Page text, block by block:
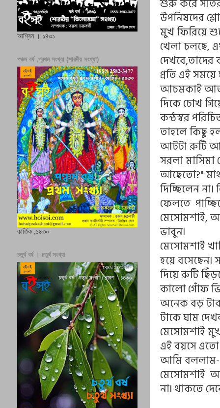
শুরু করে
উপনিষদের
মুখ ফিরিয়ে
খেলা চলছে,
দেখবে,তাদের
প্রতি এই
আচমকাই
দিকে চোখ
কন্ঠস্বর
তাহলে কিছু
আটটা রুটি আর
সরলা
আছেতো?"
দিচ্ছিলেন
ফেলতে
মেসোমশাই,
ভাবুন৷
মেসোমশাই
হয়ে
দিয়ে রুটি
কালো গোঁফ
অনেক বড়
টাকে ঘাম
মেসোমশাই
এই বয়সে
আমি বললাম-
মেসোমশাই
না৷ থাকতে
আশ্বিন । ১৪৩১
পঞ্চম বর্ষ ,প্রথম সংখ্যা (শারদীয় সংখ্যা)
কার্তিক ,১৪৩০
চতুর্থ বর্ষ । চতুর্থ সংখ্যা